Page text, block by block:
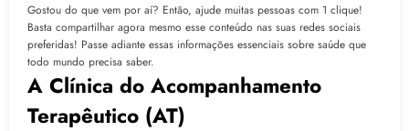
Gostou do que vem por aí? Então, ajude muitas pessoas com 1 clique!
Basta compartilhar agora mesmo esse conteúdo nas suas redes sociais
preferidas! Passe adiante essas informações essenciais sobre saúde que
todo mundo precisa saber.
A Clínica do Acompanhamento
Terapêutico (AT)